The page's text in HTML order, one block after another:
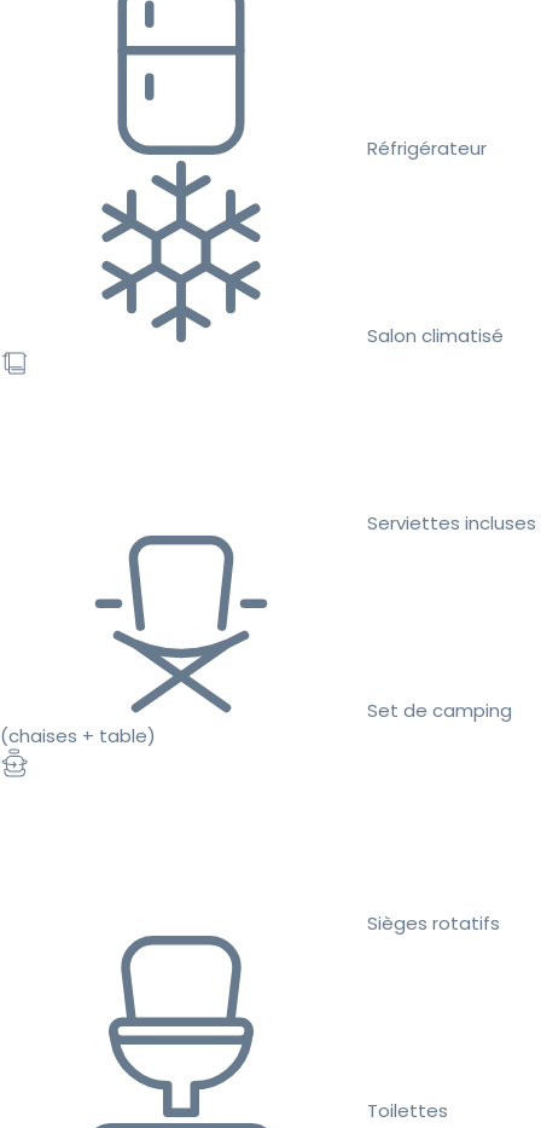
Réfrigérateur
Salon climatisé
Serviettes incluses
Set de camping
(chaises + table)
Sièges rotatifs
Toilettes